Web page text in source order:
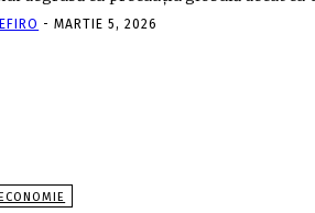
- MARTIE 5, 2026